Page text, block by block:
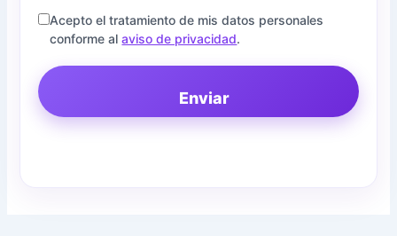
Acepto el tratamiento de mis datos personales
conforme alaviso de privacidad.
Enviar